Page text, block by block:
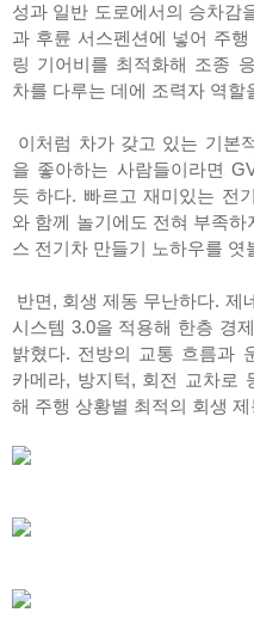
성과 일반 도로에서의 승차감
과 후륜 서스펜션에 넣어 주
링 기어비를 최적화해 조종
차를 다루는 데에 조력자 역할
이처럼 차가 갖고 있는 기본
을 좋아하는 사람들이라면
듯 하다. 빠르고 재미있는 전
와 함께 놀기에도 전혀 부족
스 전기차 만들기 노하우를 엿
반면, 회생 제동 무난하다. 제
시스템 3.0을 적용해 한층 경
밝혔다. 전방의 교통 흐름과
카메라, 방지턱, 회전 교차로
해 주행 상황별 최적의 회생